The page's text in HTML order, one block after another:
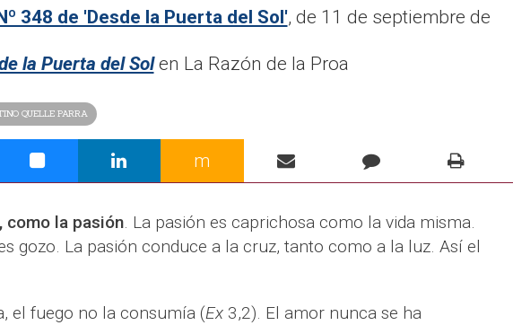
348 de 'Desde la Puerta del Sol', de 11 de septiembre de
la Puerta del Solen La Razón de la Proa
QUELLE PARRA
m
como la pasión. La pasión es caprichosa como la vida misma.
gozo. La pasión conduce a la cruz, tanto como a la luz. Así el
el fuego no la consumía (Ex3,2). El amor nunca se ha